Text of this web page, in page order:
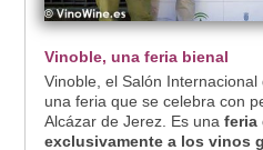
Vinoble, una feria bienal
Vinoble, el Salón
una feria que se celebra con
Alcázar de Jerez. Es una feria
exclusivamente a los vinos